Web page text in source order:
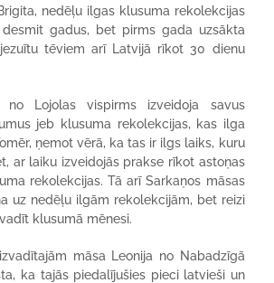
nedēļu ilgas klusuma rekolekcijas
gadus, bet pirms gada uzsākta
tēviem arī Latvijā rīkot 30 dienu
no Lojolas vispirms izveidoja savus
jeb klusuma rekolekcijas, kas ilga
ņemot vērā, ka tas ir ilgs laiks, kuru
ar laiku izveidojās prakse rīkot astoņas
rekolekcijas. Tā arī Sarkaņos māsas
uz nedēļu ilgām rekolekcijām, bet reizi
klusumā mēnesi.
māsa Leonija no Nabadzīgā
ka tajās piedalījušies pieci latvieši un